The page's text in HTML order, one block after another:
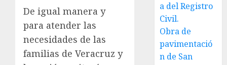
De igual manera y
para atender las
necesidades de las
familias de Veracruz y
a del Registro
Civil.
Obra de
pavimentació
n de San